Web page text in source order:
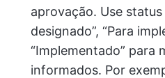
aprovação. Use
designado”, “Para
“Implementado” para
informados. Por